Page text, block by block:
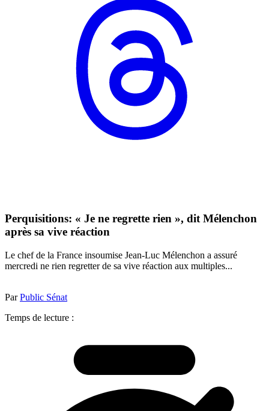
Perquisitions: « Je ne regrette rien », dit Mélenchon
après sa vive réaction
Le chef de la France insoumise Jean-Luc Mélenchon a assuré
mercredi ne rien regretter de sa vive réaction aux multiples...
ParPublic Sénat
Temps de lecture :